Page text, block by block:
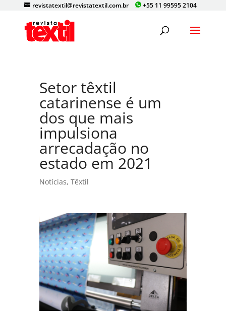
+55 11 99595 2104
revistatextil@revistatextil.com.br
Setor têxtil
catarinense é um
dos que mais
impulsiona
arrecadação no
estado em 2021
Notícias,Têxtil